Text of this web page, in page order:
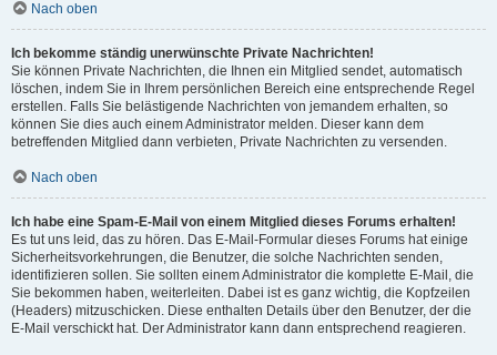
Nach oben
Ich bekomme ständig unerwünschte Private Nachrichten!
Sie können Private Nachrichten, die Ihnen ein Mitglied sendet, automatisch
löschen, indem Sie in Ihrem persönlichen Bereich eine entsprechende Regel
erstellen. Falls Sie belästigende Nachrichten von jemandem erhalten, so
können Sie dies auch einem Administrator melden. Dieser kann dem
betreffenden Mitglied dann verbieten, Private Nachrichten zu versenden.
Nach oben
Ich habe eine Spam-E-Mail von einem Mitglied dieses Forums erhalten!
Es tut uns leid, das zu hören. Das E-Mail-Formular dieses Forums hat einige
Sicherheitsvorkehrungen, die Benutzer, die solche Nachrichten senden,
identifizieren sollen. Sie sollten einem Administrator die komplette E-Mail, die
Sie bekommen haben, weiterleiten. Dabei ist es ganz wichtig, die Kopfzeilen
(Headers) mitzuschicken. Diese enthalten Details über den Benutzer, der die
E-Mail verschickt hat. Der Administrator kann dann entsprechend reagieren.